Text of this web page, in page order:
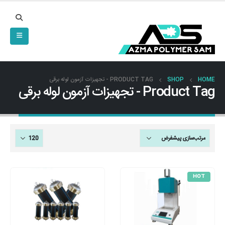
HOME
SHOP
PRODUCT TAG - تجهیزات آزمون لوله برقی
Product Tag - تجهیزات آزمون لوله برقی
HOT